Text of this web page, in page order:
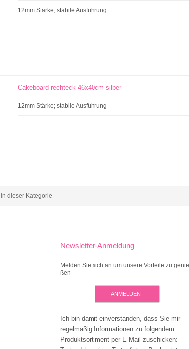
12mm Stärke; stabile Ausführung
Cakeboard rechteck 46x40cm silber
12mm Stärke; stabile Ausführung
in dieser Kategorie
Newsletter-Anmeldung
Melden Sie sich an um unsere Vorteile zu genie
ßen
ANMELDEN
Ich bin damit einverstanden, dass Sie mir
regelmäßig Informationen zu folgendem
Produktsortiment per E-Mail zuschicken: